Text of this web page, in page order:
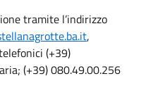
tramite l’indirizzo
,
(+39)
(+39) 080.49.00.256